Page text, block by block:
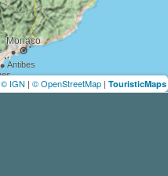
© IGN | © OpenStreetMap | TouristicMaps